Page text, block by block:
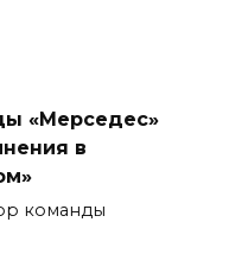
«Мерседес»
в
команды